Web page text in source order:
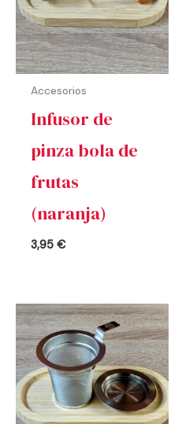
Accesorios
Infusor de
pinza bola de
frutas
(naranja)
3,95€